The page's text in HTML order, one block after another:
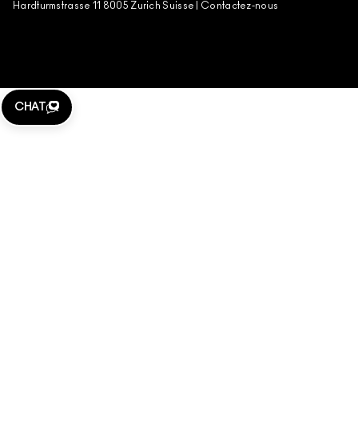
Hardturmstrasse 11 8005 Zurich Suisse | Contactez-nous
CHAT